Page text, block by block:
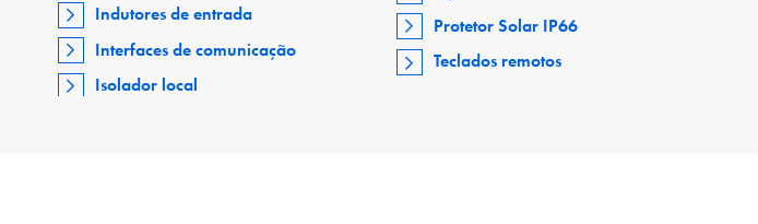
Indutores de entrada
Interfaces de comunicação
Isolador local
Protetor Solar IP66
Teclados remotos